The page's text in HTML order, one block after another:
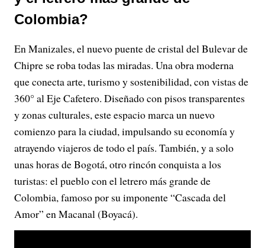
Colombia?
En Manizales, el nuevo puente de cristal del Bulevar de
Chipre se roba todas las miradas. Una obra moderna
que conecta arte, turismo y sostenibilidad, con vistas de
360° al Eje Cafetero. Diseñado con pisos transparentes
y zonas culturales, este espacio marca un nuevo
comienzo para la ciudad, impulsando su economía y
atrayendo viajeros de todo el país. También, y a solo
unas horas de Bogotá, otro rincón conquista a los
turistas: el pueblo con el letrero más grande de
Colombia, famoso por su imponente “Cascada del
Amor” en Macanal (Boyacá).